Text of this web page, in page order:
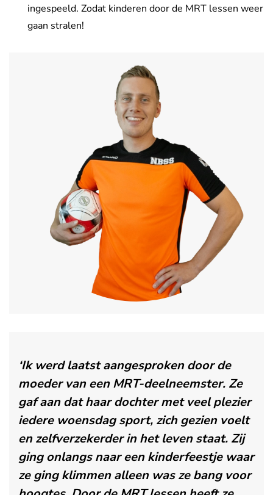
ingespeeld. Zodat kinderen door de MRT lessen weer
gaan stralen!
‘Ik werd laatst aangesproken door de
moeder van een MRT-deelneemster. Ze
gaf aan dat haar dochter met veel plezier
iedere woensdag sport, zich gezien voelt
en zelfverzekerder in het leven staat. Zij
ging onlangs naar een kinderfeestje waar
ze ging klimmen alleen was ze bang voor